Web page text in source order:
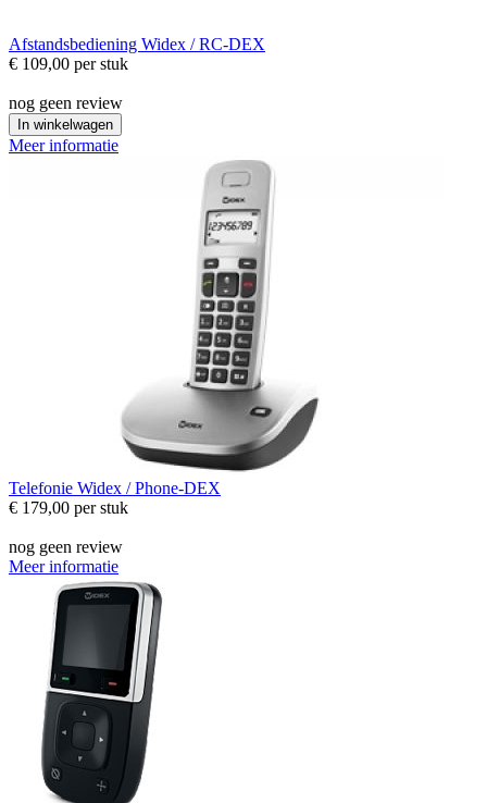
Afstandsbediening Widex / RC-DEX
€ 109,00 per stuk
nog geen review
In winkelwagen
Meer informatie
Telefonie Widex / Phone-DEX
€ 179,00 per stuk
nog geen review
Meer informatie